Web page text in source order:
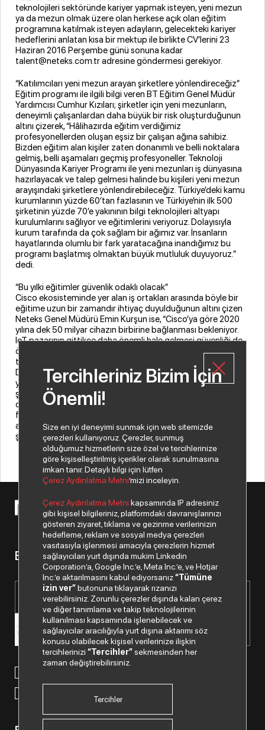
teknolojileri sektöründe kariyer yapmak isteyen, yeni mezun
ya da mezun olmak üzere olan herkese açık olan eğitim
programına katılmak isteyen adayların, gelecekteki kariyer
hedeflerini anlatan kısa bir mektup ile birlikte CV’lerini 23
Haziran 2016 Perşembe günü sonuna kadar
talent@neteks.com.tr adresine göndermesi gerekiyor.
“Katılımcıları yeni mezun arayan şirketlere yönlendireceğiz”
Eğitim programı ile ilgili bilgi veren BT Eğitim Genel Müdür
Yardımcısı Cumhur Kızıları; şirketler için yeni mezunların,
deneyimli çalışanlardan daha büyük bir risk oluşturduğunun
altını çizerek, “Hâlihazırda eğitim verdiğimiz
profesyonellerden oluşan eşsiz bir çalışan ağına sahibiz.
Bizden eğitim alan kişiler zaten donanımlı ve belli noktalara
gelmiş, belli aşamaları geçmiş profesyoneller. Teknoloji
Dünyasında Kariyer Programı ile yeni mezunları iş dünyasına
hazırlayacak ve talep gelmesi halinde bu kişileri yeni mezun
arayışındaki şirketlere yönlendirebileceğiz. Türkiye’deki kamu
kurumlarının yüzde 60’tan fazlasının ve Türkiye’nin ilk 500
şirketinin yüzde 70’e yakınının bilgi teknolojileri altyapı
kurulumlarını sağlıyor ve eğitimlerini veriyoruz. Dolayısıyla
kurum tarafında da çok sağlam bir ağımız var. İnsanların
hayatlarında olumlu bir fark yaratacağına inandığımız bu
programı başlatmış olmaktan büyük mutluluk duyuyoruz.”
dedi.
“Bu yılki eğitimler güvenlik odaklı olacak”
Cisco ekosisteminde yer alan iş ortakları arasında böyle bir
eğitime uzun bir zamandır ihtiyaç duyulduğunun altını çizen
Neteks Genel Müdürü Emin Kurşun ise, “Cisco’ya göre 2020
yılına dek 50 milyar cihazın birbirine bağlanması bekleniyor.
IoT pazarının gittikçe daha önemli hale gelmesi güvenliği de
ön plana çıkarıyor. Neteks olarak biz de rotamızı bilgi
teknolojilerinde güvenliğe çevirdik. Bu nedenle Teknoloji
Dünyasında Kariyer Programı’nı BT Eğitim ile birlikte bu ilk
yılında güvenlik odaklı olarak hazırladık. IoT gibi teknolojilerin
şimdiden işe alımlarda da beklentileri ve ihtiyaçları
değiştirdiğini söyleyebilirim. Programa katılan gençler bu
farkındalığa ve bilgiye sahip olarak iş dünyasına adım
atacaklar. Onları işe alacak şirketlerin de bu anlamda çok
şanslı olduklarını düşünüyorum.” şeklinde konuştu.
© 2026 Copyright Netex A.Ş. Tüm hakları saklıdır.
Bizden haberiniz olsun.
Paylaştığım kişisel verilerimin işlenmesi hususunda
tarafıma SMS gönderilmesine izni veriyorum.
Tercihleriniz Bizim İçin
Önemli!
Size en iyi deneyimi sunmak için web sitemizde
çerezleri kullanıyoruz. Çerezler, sunmuş
olduğumuz hizmetlerin size özel ve tercihlerinize
göre kişiselleştirilmiş içerikler olarak sunulmasına
imkan tanır. Detaylı bilgi için lütfen
Çerez Aydınlatma Metni’mizi inceleyin.
Çerez Aydınlatma Metni kapsamında IP adresiniz
gibi kişisel bilgileriniz, platformdaki davranışlarınızı
gösteren ziyaret, tıklama ve gezinme verilerinizin
hedefleme, reklam ve sosyal medya çerezleri
vasıtasıyla işlenmesi amacıyla çerezlerin hizmet
sağlayıcıları yurt dışında mukim Linkedin
Corporation’a, Google Inc.’e, Meta Inc.’e, ve Hotjar
Inc.’e aktarılmasını kabul ediyorsanız“Tümüne
izin ver”butonuna tıklayarak rızanızı
verebilirsiniz. Zorunlu çerezler dışında kalan çerez
ve diğer tanımlama ve takip teknolojilerinin
kullanılması kapsamında işlenebilecek ve
sağlayıcılar aracılığıyla yurt dışına aktarımı söz
konusu olabilecek kişisel verilerinize ilişkin
tercihlerinizi“Tercihler”sekmesinden her
zaman değiştirebilirsiniz.
Tercihler